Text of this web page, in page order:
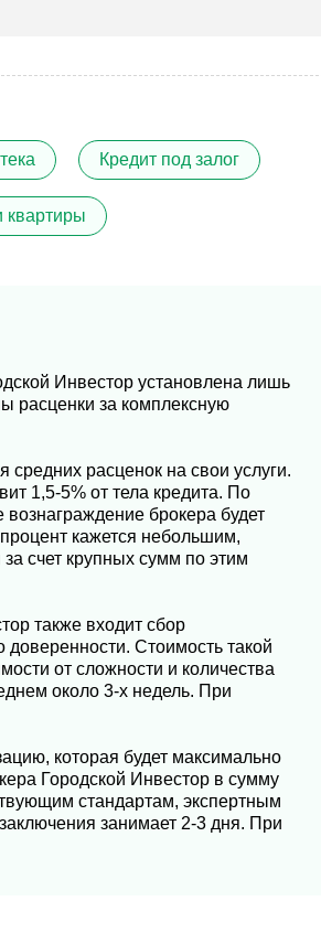
Кредит под залог
квартиры
Инвестор установлена лишь
расценки за комплексную
расценок на свои услуги.
1,5-5% от тела кредита. По
брокера будет
кажется небольшим,
счет крупных сумм по этим
также входит сбор
доверенности. Стоимость такой
от сложности и количества
около 3-х недель. При
которая будет максимально
Городской Инвестор в сумму
стандартам, экспертным
занимает 2-3 дня. При